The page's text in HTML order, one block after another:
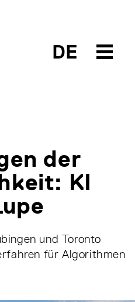
DE
der
KI
und Toronto
für Algorithmen